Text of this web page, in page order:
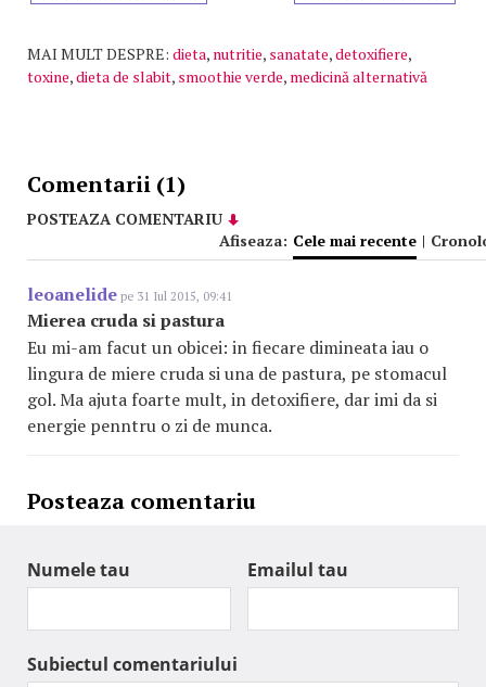
MAI MULT DESPRE: dieta, nutritie, sanatate,detoxifiere,
toxine,dieta de slabit, smoothie verde, medicină alternativă
Comentarii (1)
POSTEAZA COMENTARIU
Afiseaza: Cele mai recente |
leoanelide pe 31 Iul 2015, 09:41
Mierea cruda si pastura
Eu mi-am facut un obicei: in fiecare dimineata iau o
lingura de miere cruda si una de pastura, pe stomacul
gol. Ma ajuta foarte mult, in detoxifiere, dar imi da si
energie penntru o zi de munca.
Posteaza comentariu
Numele tau Emailul tau
Subiectul comentariului